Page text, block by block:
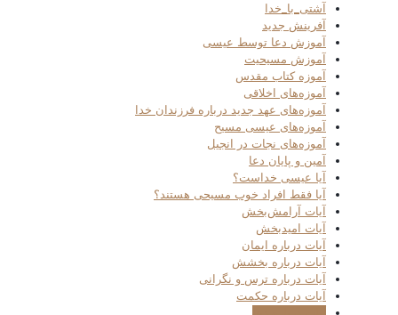
آشتی_با_خدا
آفرینش جدید
آموزش دعا توسط عیسی
آموزش مسیحیت
آموزه کتاب مقدس
آموزه‌های اخلاقی
آموزه‌های عهد جدید درباره فرزندان خدا
آموزه‌های عیسی مسیح
آموزه‌های نجات در انجیل
آمین و پایان دعا
آیا عیسی خداست؟
آیا فقط افراد خوب مسیحی هستند؟
آیات آرامش‌بخش
آیات امیدبخش
آیات درباره ایمان
آیات درباره بخشش
آیات درباره ترس و نگرانی
آیات درباره حکمت